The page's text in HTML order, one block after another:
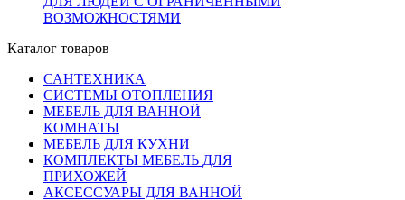
ВОЗМОЖНОСТЯМИ
Каталог товаров
САНТЕХНИКА
СИСТЕМЫ ОТОПЛЕНИЯ
МЕБЕЛЬ ДЛЯ ВАННОЙ
КОМНАТЫ
МЕБЕЛЬ ДЛЯ КУХНИ
КОМПЛЕКТЫ МЕБЕЛЬ ДЛЯ
ПРИХОЖЕЙ
АКСЕССУАРЫ ДЛЯ ВАННОЙ